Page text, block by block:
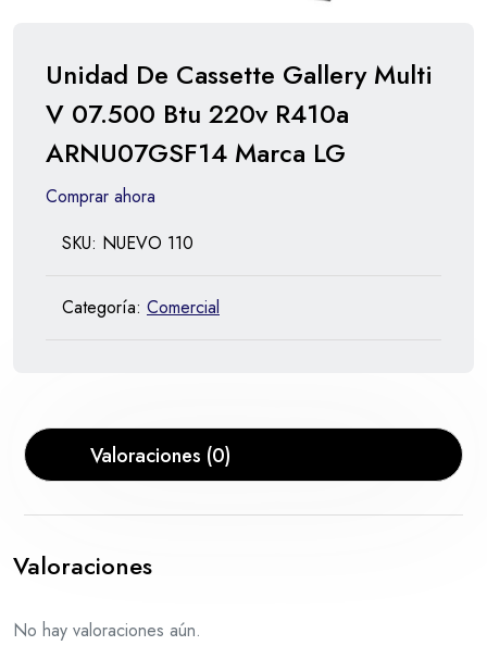
Unidad De Cassette Gallery Multi
V 07.500 Btu 220v R410a
ARNU07GSF14 Marca LG
Comprar ahora
SKU: NUEVO 110
Categoría: Comercial
Valoraciones (0)
Valoraciones
No hay valoraciones aún.